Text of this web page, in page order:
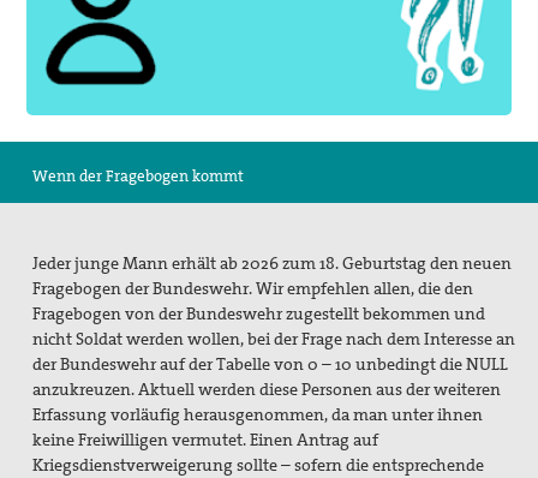
Facebook
Kontakt
Impressum
Suche
Wenn der Fragebogen kommt
Jeder junge Mann erhält ab 2026 zum 18. Geburtstag den neuen
Fragebogen der Bundeswehr. Wir empfehlen allen, die den
Fragebogen von der Bundeswehr zugestellt bekommen und
nicht Soldat werden wollen, bei der Frage nach dem Interesse an
der Bundeswehr auf der Tabelle von 0 – 10 unbedingt die NULL
anzukreuzen. Aktuell werden diese Personen aus der weiteren
Erfassung vorläufig herausgenommen, da man unter ihnen
keine Freiwilligen vermutet. Einen Antrag auf
Kriegsdienstverweigerung sollte – sofern die entsprechende